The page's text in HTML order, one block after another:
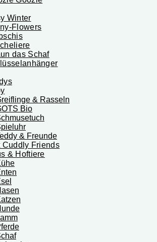
Winter
Flowers
das Schaf
& Rasseln
Bio
& Freunde
Cuddly Friends
& Hoftiere